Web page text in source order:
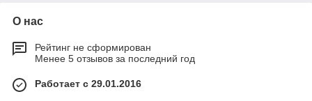
О нас
Рейтинг не сформирован
Менее 5 отзывов за последний год
Работает с 29.01.2016